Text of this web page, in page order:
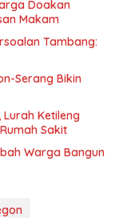
Doakan
Makam
Tambang:
Serang Bikin
Ketileng
Sakit
Warga Bangun